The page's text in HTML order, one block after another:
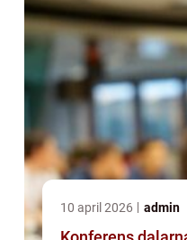
10 april 2026 admin